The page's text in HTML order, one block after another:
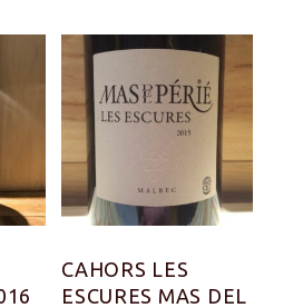
CAHORS LES
ESCURES MAS DEL